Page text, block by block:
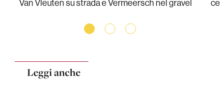
Van Vleuten su strada e Vermeersch nel gravel
Leggi anche